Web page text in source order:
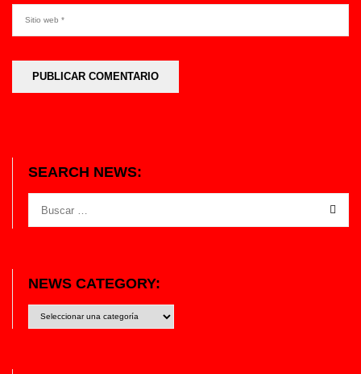
SEARCH NEWS:
NEWS CATEGORY:
category: